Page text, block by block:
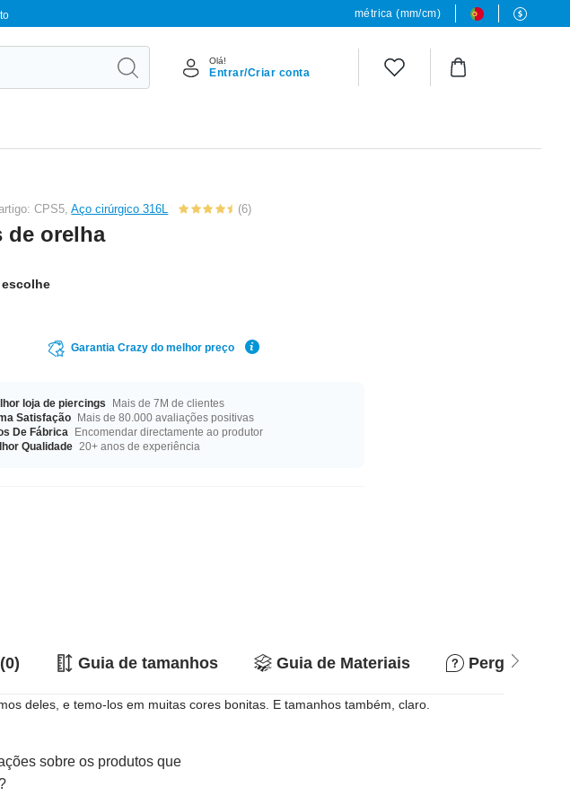
métrica (mm/cm)
Olá!
Entrar/Criar conta
CPS5,Aço cirúrgico 316L (6)
de orelha
Garantia Crazy do melhor preço
loja de piercings
Mais de 7M de clientes
Satisfação Mais de 80.000 avaliações positivas
De Fábrica
Encomendar directamente ao produtor
Qualidade 20+ anos de experiência
Guia de tamanhos Guia de Materiais Perguntas e
deles, e temo-los em muitas cores bonitas. E tamanhos também, claro.
sobre os produtos que